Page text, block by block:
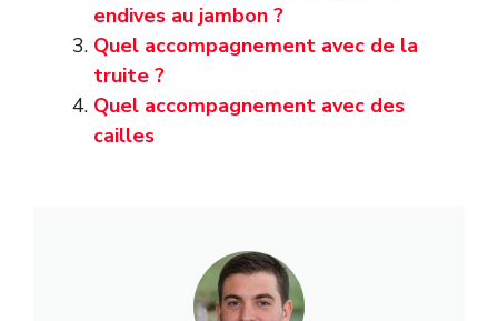
endives au jambon ?
Quel accompagnement avec de la
truite ?
Quel accompagnement avec des
cailles